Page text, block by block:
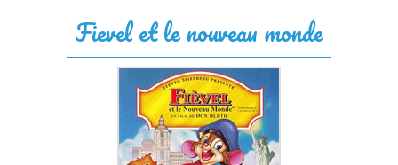
Fievel et le nouveau monde